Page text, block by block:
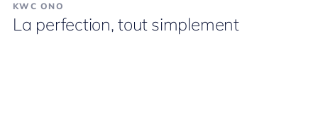
KWC ONO
La perfection, tout simplement